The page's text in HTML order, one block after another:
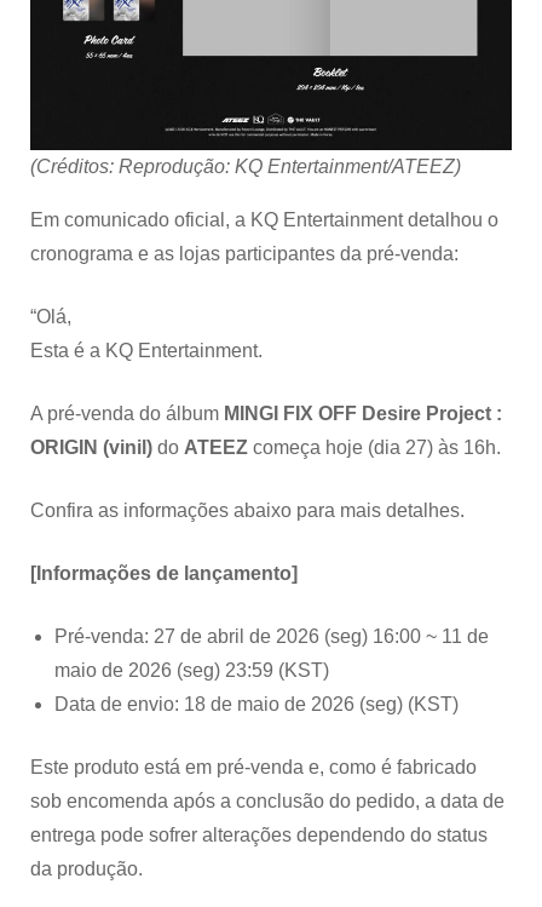
(Créditos: Reprodução: KQ Entertainment/ATEEZ)
Em comunicado oficial, a KQ Entertainment detalhou o
cronograma e as lojas participantes da pré-venda:
“Olá,
Esta é a KQ Entertainment.
A pré-venda do álbum MINGI FIX OFF Desire Project :
ORIGIN (vinil) do ATEEZ começa hoje (dia 27) às 16h.
Confira as informações abaixo para mais detalhes.
[Informações de lançamento]
Pré-venda: 27 de abril de 2026 (seg) 16:00 ~ 11 de
maio de 2026 (seg) 23:59 (KST)
Data de envio: 18 de maio de 2026 (seg) (KST)
Este produto está em pré-venda e, como é fabricado
sob encomenda após a conclusão do pedido, a data de
entrega pode sofrer alterações dependendo do status
da produção.